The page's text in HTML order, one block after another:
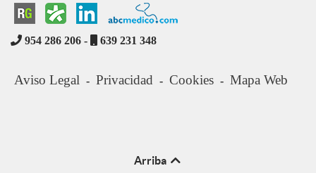
954 286 206 - 639 231 348
Aviso Legal - Privacidad - Cookies - Mapa Web
Arriba